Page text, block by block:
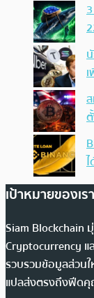
เป้าหมายของเรา
Siam Blockchain
Cryptocurrency แ
รวบรวมข้อมูลส่วนใ
แปลส่งตรงถึงฟีด